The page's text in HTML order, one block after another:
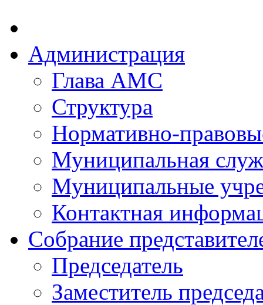
Администрация
Глава АМС
Структура
Нормативно-
Муниципальная
Муниципальные
Контактная
Собрание
Председатель
Заместитель